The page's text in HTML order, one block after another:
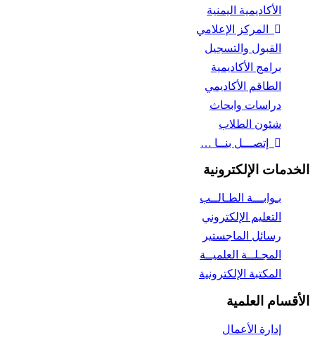
الأكاديمية اليمنية
المركز الإعلامي
القبول والتسجيل
برامج الأكاديمية
الطاقم الأكاديمي
دراسات وابحاث
شئون الطلاب
إتصـــل بنــا …
الخدمات الإلكترونية
بـوابـــة الطـالــب
التعليم الإلكتروني
رسائل الماجستير
المجـلــة العلميــة
المكتبة الإلكترونية
الأقسام العلمية
إدارة الأعمال